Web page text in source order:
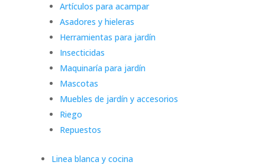
Artículos para acampar
Asadores y hieleras
Herramientas para jardín
Insecticidas
Maquinaría para jardín
Mascotas
Muebles de jardín y accesorios
Riego
Repuestos
Linea blanca y cocina